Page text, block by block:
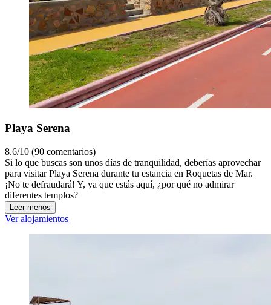
Playa Serena
8.6/10 (90 comentarios)
Si lo que buscas son unos días de tranquilidad, deberías aprovechar
para visitar Playa Serena durante tu estancia en Roquetas de Mar.
¡No te defraudará! Y, ya que estás aquí, ¿por qué no admirar
diferentes templos?
Leer menos
Ver alojamientos